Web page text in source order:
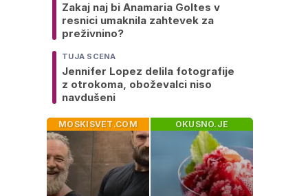
Zakaj naj bi Anamaria Goltes v
resnici umaknila zahtevek za
preživnino?
TUJA SCENA
Jennifer Lopez delila fotografije
z otrokoma, oboževalci niso
navdušeni
MOSKISVET.COM OKUSNO.JE